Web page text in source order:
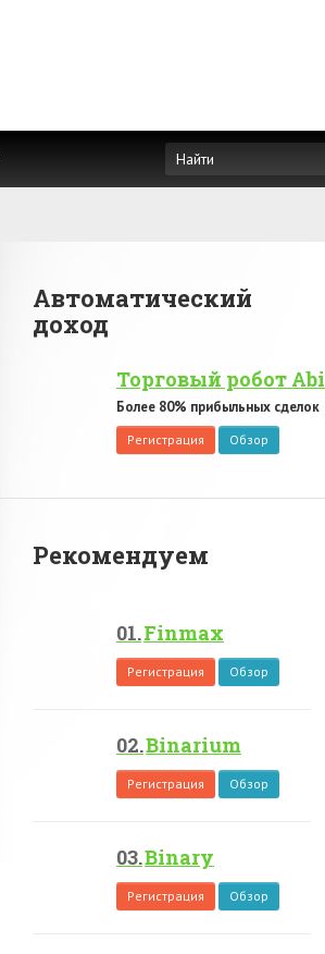
Автоматический
доход
Торговый робот Abi
Более 80% прибыльных сделок
Регистрация Обзор
Рекомендуем
Finmax
Регистрация Обзор
Binarium
Регистрация Обзор
Binary
Регистрация Обзор